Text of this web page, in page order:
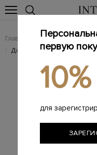
Главная Мужчинам /
/ Джемпер-полопервую
10%
для